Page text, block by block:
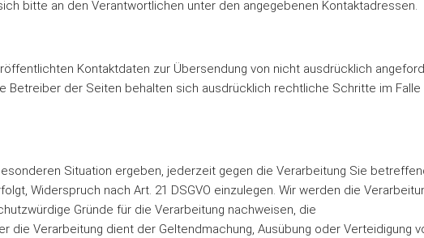
bitte an den Verantwortlichen unter den angegebenen Kontaktadressen.
Kontaktdaten zur Übersendung von nicht ausdrücklich
Betreiber der Seiten behalten sich ausdrücklich rechtliche Schritte im Falle
Situation ergeben, jederzeit gegen die Verarbeitung Sie
Widerspruch nach Art. 21 DSGVO einzulegen. Wir werden die
Gründe für die Verarbeitung nachweisen, die
die Verarbeitung dient der Geltendmachung, Ausübung oder Verteidigung